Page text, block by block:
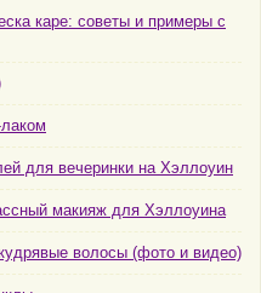
каре: советы и примеры с
для вечеринки на Хэллоуин
макияж для Хэллоуина
волосы (фото и видео)